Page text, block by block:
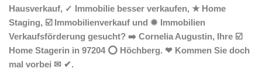
Hausverkauf, ✓ Immobilie besser verkaufen, ★ Home
Staging, ☑️ Immobilienverkauf und ✹ Immobilien
Verkaufsförderung gesucht? ➡️ Cornelia Augustin, Ihre ☑️
Home Stagerin in 97204 ⭕ Höchberg. ❤ Kommen Sie doch
mal vorbei ✉ ✔.